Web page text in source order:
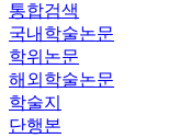
통합검색
국내학술논문
학위논문
해외학술논문
학술지
단행본